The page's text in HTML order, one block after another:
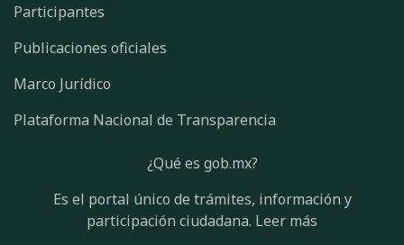
Participantes
Publicaciones oficiales
Marco Jurídico
Plataforma Nacional de Transparencia
¿Qué es gob.mx?
Es el portal único de trámites, información y
participación ciudadana. Leer más